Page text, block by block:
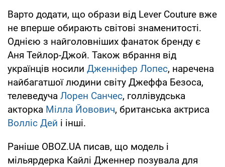
Варто додати, що образи від Lever Couture вже
не вперше обирають світові знаменитості.
Однією з найголовніших фанаток бренду є
Аня Тейлор-Джой. Також вбрання від
українців носили Дженніфер Лопес, наречена
найбагатшої людини світу Джеффа Безоса,
телеведуча Лорен Санчес, голлівудська
акторка Мілла Йовович, британська актриса
Волліс Дей і інші.
Раніше OBOZ.UA писав, що модель і
мільярдерка Кайлі Дженнер позувала для